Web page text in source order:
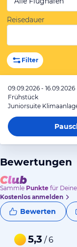
Reisedauer
Filter
09.09.2026 - 16.09.2026
Frühstück
Bewertungen
Sammle Punkte für
Kostenlos anmelden
Bewerten
5,3 / 6